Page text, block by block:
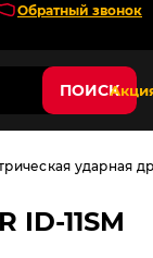
Обратный звонок
ПОИСК
ударная
ID-11SM